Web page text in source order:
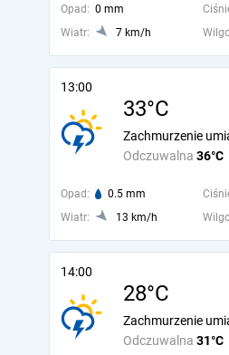
Opad: 0 mm
Wiatr:
7 km/h
13:00
33°C
Odczuwalna 36°C
Zachmurzenie
Opad: 0.5 mm
Wiatr:
13 km/h
14:00
28°C
Odczuwalna 31°C
Zachmurzenie